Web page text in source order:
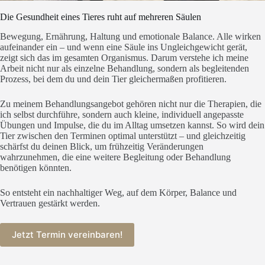
Die Gesundheit eines Tieres ruht auf mehreren Säulen
Bewegung, Ernährung, Haltung und emotionale Balance. Alle wirken
aufeinander ein – und wenn eine Säule ins Ungleichgewicht gerät,
zeigt sich das im gesamten Organismus. Darum verstehe ich meine
Arbeit nicht nur als einzelne Behandlung, sondern als begleitenden
Prozess, bei dem du und dein Tier gleichermaßen profitieren.
Zu meinem Behandlungsangebot gehören nicht nur die Therapien, die
ich selbst durchführe, sondern auch kleine, individuell angepasste
Übungen und Impulse, die du im Alltag umsetzen kannst. So wird dein
Tier zwischen den Terminen optimal unterstützt – und gleichzeitig
schärfst du deinen Blick, um frühzeitig Veränderungen
wahrzunehmen, die eine weitere Begleitung oder Behandlung
benötigen könnten.
So entsteht ein nachhaltiger Weg, auf dem Körper, Balance und
Vertrauen gestärkt werden.
Jetzt Termin vereinbaren!